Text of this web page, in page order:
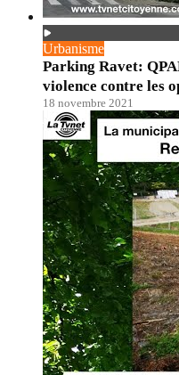
Urbanisme
Parking Ravet:
violence contre les
18 novembre 2021